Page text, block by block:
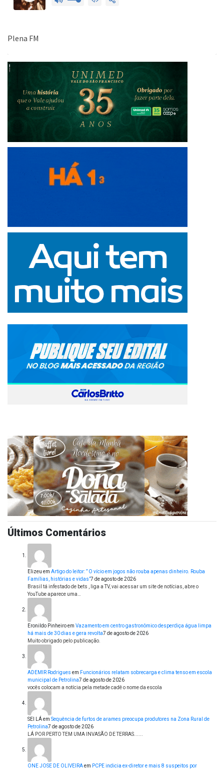
Últimos Comentários
Elizeu em Artigo do leitor: ” O vício em jogos não rouba apenas dinheiro. Rouba
Famílias, histórias e vidas”7 de agosto de 2026
Brasil tá infestado de bets , liga a TV, vai acessar um site de notícias, abre o
YouTube aparece uma…
Eronildo Pinheiroem Vazamento em centro gastronômico desperdiça água limpa
há mais de 30 dias e gera revolta7 de agosto de 2026
Muito obrigado pelo publicação.
ADEMIR Rodrigues em Funcionários relatam sobrecarga e clima tenso em escola
municipal de Petrolina7 de agosto de 2026
vocês colocam a notícia pela metade cadê o nome da escola
SEI LÁem Sequência de furtos de arames preocupa produtores na Zona Rural de
Petrolina7 de agosto de 2026
LÁ POR PERTO TEM UMA INVASÃO DE TERRAS......
ONE JOSE DE OLIVEIRAem PCPE indicia ex-diretor e mais 8 suspeitos por